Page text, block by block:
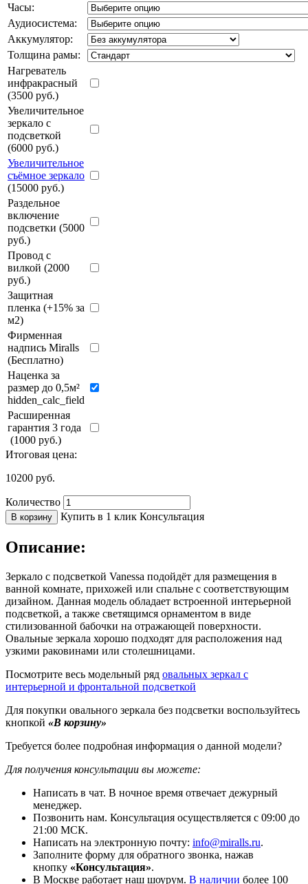
Часы:
Аудиосистема:
Аккумулятор:
Толщина рамы:
Нагреватель
инфракрасный
(3500 руб.)
Увеличительное
зеркало с
подсветкой
(6000 руб.)
Увеличительное
съёмное зеркало
(15000 руб.)
Раздельное
включение
подсветки (5000
руб.)
Провод с
вилкой (2000
руб.)
Защитная
пленка (+15% за
м2)
Фирменная
надпись Miralls
(Бесплатно)
Наценка за
размер до 0,5м²
hidden_calc_field
Расширенная
гарантия 3 года
(1000 руб.)
Итоговая цена:
10200 руб.
Количество
В корзину Купить в 1 клик Консультация
Описание:
Зеркало с подсветкой Vanessa подойдёт для размещения в
ванной комнате, прихожей или спальне с соответствующим
дизайном. Данная модель обладает встроенной интерьерной
подсветкой, а также светящимся орнаментом в виде
стилизованной бабочки на отражающей поверхности.
Овальные зеркала хорошо подходят для расположения над
узкими раковинами или столешницами.
Посмотрите весь модельный ряд овальных зеркал с
интерьерной и фронтальной подсветкой
Для покупки овального зеркала без подсветки воспользуйтесь
кнопкой «В корзину»
Требуется более подробная информация о данной модели?
Для получения консультации вы можете:
Написать в чат. В ночное время отвечает дежурный
менеджер.
Позвонить нам. Консультация осуществляется с 09:00 до
21:00 МСК.
Написать на электронную почту: info@miralls.ru.
Заполните форму для обратного звонка, нажав
кнопку «Консультация».
В Москве работает наш шоурум. В наличии более 100